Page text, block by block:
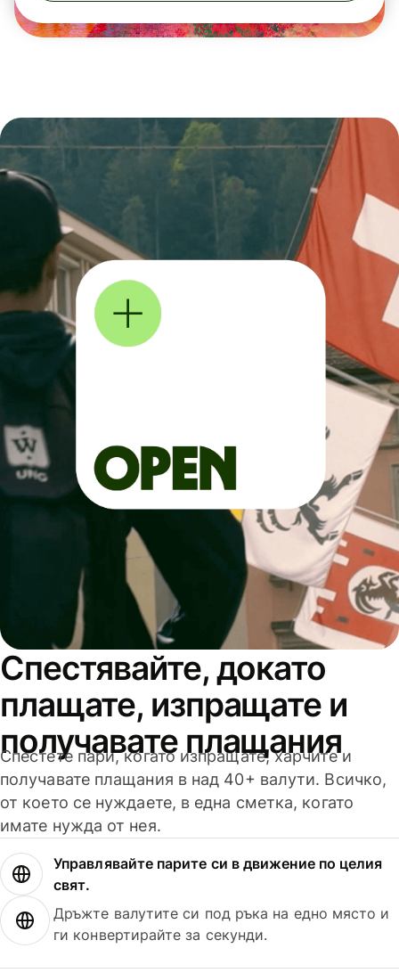
Спестявайте, докато
плащате, изпращате и
получавате плащания
Спестете пари, когато изпращате, харчите и
получавате плащания в над 40+ валути. Всичко,
от което се нуждаете, в една сметка, когато
имате нужда от нея.
Управлявайте парите си в движение по целия
свят.
Дръжте валутите си под ръка на едно място и
ги конвертирайте за секунди.